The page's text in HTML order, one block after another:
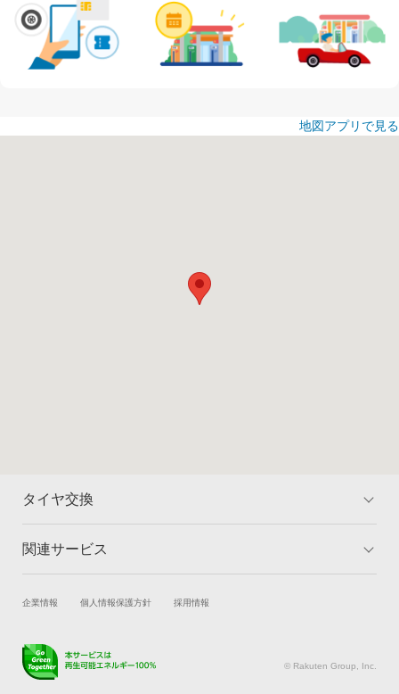
地図アプリで見る
タイヤ交換
トップ
取付店舗を検索 ランキング
関連サービス
試乗・商談 新車購入
キズ修理予約
メンテナンス管理
企業情報 個人情報保護方針 採用情報
© Rakuten Group, Inc.